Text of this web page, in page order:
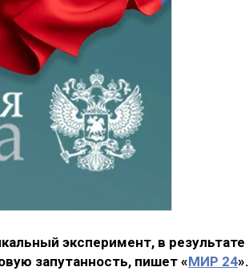
эксперимент, в результате
запутанность, пишет «МИР 24».